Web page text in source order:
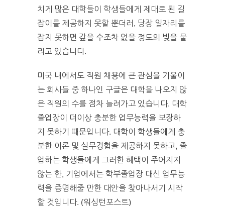
치게 많은 대학들이 학생들에게 제대로 된 길
잡이를 제공하지 못할 뿐더러, 당장 일자리를
잡지 못하면 갚을 수조차 없을 정도의 빚을 물
리고 있습니다.
미국 내에서도 직원 채용에 큰 관심을 기울이
는 회사들 중 하나인 구글은 대학을 나오지 않
은 직원의 수를 점차 늘려가고 있습니다. 대학
졸업장이 더이상 충분한 업무능력을 보장하
지 못하기 때문입니다. 대학이 학생들에게 충
분한 이론 및 실무경험을 제공하지 못하고, 졸
업하는 학생들에게 그러한 혜택이 주어지지
않는 한, 기업에서는 학부졸업장 대신 업무능
력을 증명해줄 만한 대안을 찾아나서기 시작
할 것입니다. (워싱턴포스트)